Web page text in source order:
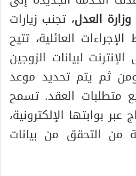
العدل، تجنب زيارات
العائلية، تتيح
لبيانات الزوجين
ثم يتم تحديد موعد
متطلبات العقد. تسمح
عبر بوابتها الإلكترونية،
من التحقق من بيانات